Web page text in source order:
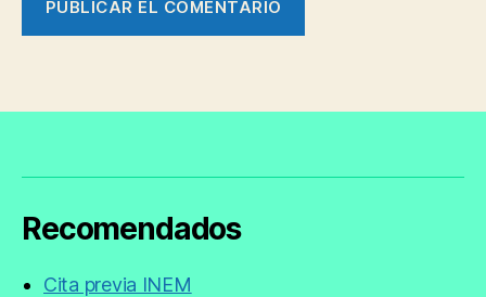
Recomendados
Cita previa INEM